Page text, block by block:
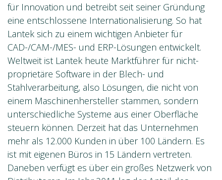
für Innovation und betreibt seit seiner Gründung
eine entschlossene Internationalisierung. So hat
Lantek sich zu einem wichtigen Anbieter für
CAD-/CAM-/MES- und ERP-Lösungen entwickelt.
Weltweit ist Lantek heute Marktführer für nicht-
proprietäre Software in der Blech- und
Stahlverarbeitung, also Lösungen, die nicht von
einem Maschinenhersteller stammen, sondern
unterschiedliche Systeme aus einer Oberfläche
steuern können. Derzeit hat das Unternehmen
mehr als 12.000 Kunden in über 100 Ländern. Es
ist mit eigenen Büros in 15 Ländern vertreten.
Daneben verfügt es über ein großes Netzwerk von